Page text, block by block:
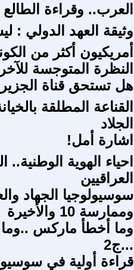
العرب.. وقراءة الطالع
وثيقة العهد الدولي
أمريكيون أكثر من
النظرة المتوجسة
هل تستحق قناة
القناعة المطلقة
الجلاد
اشارة أمل!
احياء الهوية الوطنية..
العراقيين
سوسيولوجيا الجهاد
وممارسة 10 والأخيرة
وما أخطأ ماركس
...ج2
قراءة أولية في